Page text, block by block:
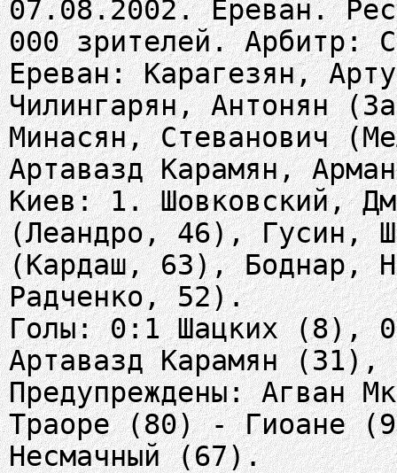
07.08.2002. Ереван.
000 зрителей. Арбитр:
Ереван: Карагезян,
Чилингарян, Антонян
Минасян, Стеванович
Артавазд Карамян,
Киев: 1. Шовковский,
(Леандро, 46), Гусин,
(Кардаш, 63), Боднар,
Радченко, 52).
Голы: 0:1 Шацких (8),
Артавазд Карамян
Предупреждены: Агван
Траоре (80) - Гиоане
Несмачный (67).